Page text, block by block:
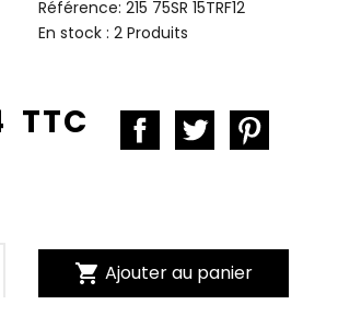
Référence:215 75SR 15TRF12
En stock :2 Produits
TTC
shopping_cart Ajouter au panier